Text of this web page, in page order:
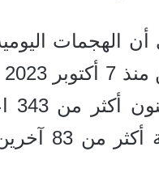
الهجمات